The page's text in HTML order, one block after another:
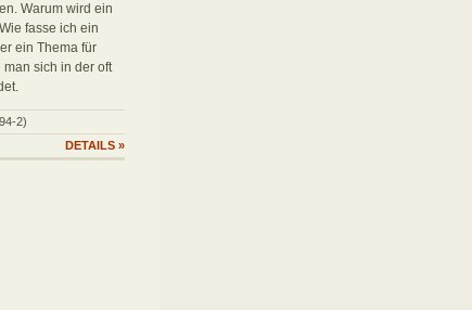
Warum wird ein
fasse ich ein
ein Thema für
sich in der oft
2)
DETAILS »